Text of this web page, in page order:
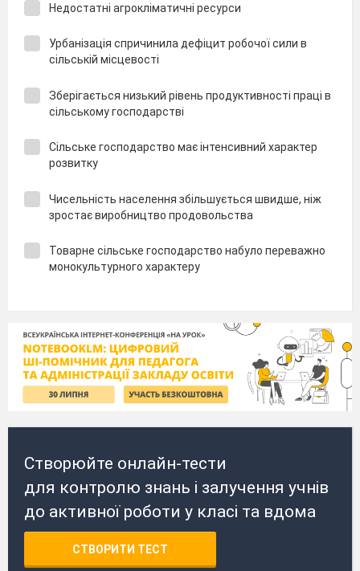
Недостатні агрокліматичні ресурси
Урбанізація спричинила дефіцит робочої сили в
сільській місцевості
Зберігається низький рівень продуктивності праці в
сільському господарстві
Сільське господарство має інтенсивний характер
розвитку
Чисельність населення збільшується швидше, ніж
зростає виробництво продовольства
Товарне сільське господарство набуло переважно
монокультурного характеру
Створюйте онлайн-тести
для контролю знань і залучення учнів
до активної роботи у класі та вдома
СТВОРИТИ ТЕСТ